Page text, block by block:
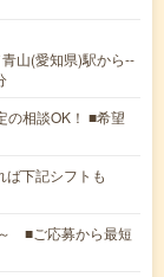
山(愛知県)駅から--
の相談OK！ ■希望
下記シフトも
■ご応募から最短